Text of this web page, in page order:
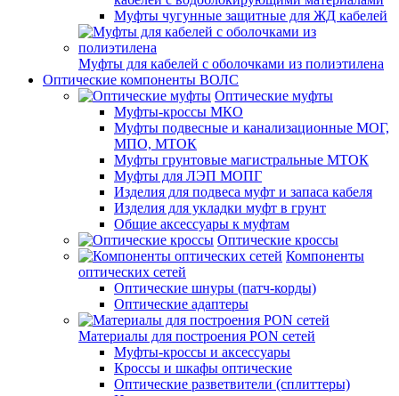
Муфты чугунные защитные для ЖД кабелей
Муфты для кабелей с оболочками из полиэтилена
Оптические компоненты ВОЛС
Оптические муфты
Муфты-кроссы МКО
Муфты подвесные и канализационные МОГ,
МПО, МТОК
Муфты грунтовые магистральные МТОК
Муфты для ЛЭП МОПГ
Изделия для подвеса муфт и запаса кабеля
Изделия для укладки муфт в грунт
Общие аксессуары к муфтам
Оптические кроссы
Компоненты
оптических сетей
Оптические шнуры (патч-корды)
Оптические адаптеры
Материалы для построения PON сетей
Муфты-кроссы и аксессуары
Кроссы и шкафы оптические
Оптические разветвители (сплиттеры)